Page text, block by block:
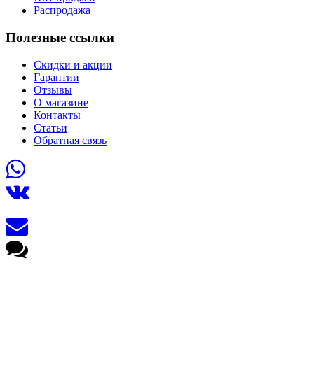
Распродажа
Полезные ссылки
Скидки и акции
Гарантии
Отзывы
О магазине
Контакты
Статьи
Обратная связь